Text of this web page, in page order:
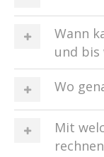
Wann
und bis
Wo
Mit